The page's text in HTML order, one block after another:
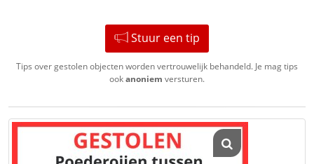
Stuur een tip
Tips over gestolen objecten worden vertrouwelijk behandeld. Je mag tips
ookanoniem versturen.